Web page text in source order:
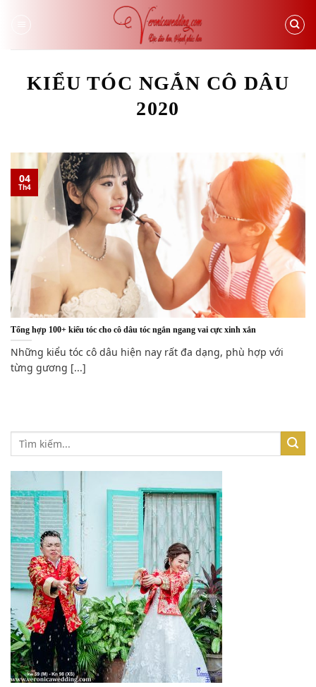
KIỂU TÓC NGẮN CÔ DÂU
2020
Tổng hợp 100+ kiểu tóc cho cô dâu tóc ngắn ngang vai cực xinh xắn
Những kiểu tóc cô dâu hiện nay rất đa dạng, phù hợp với
từng gương [...]
04
Th4